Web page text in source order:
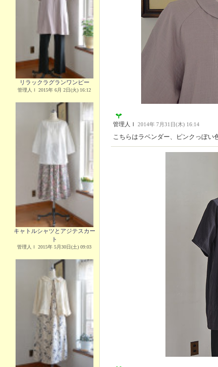
リラックラグランワンピー
管理人Ｉ 2015年 6月 2日(火) 16:12
キャトルシャツとアジテスカー
ト
管理人Ｉ 2015年 5月30日(土) 09:03
管理人Ｉ 2014年 7月31日(木) 16:14
こちらはラベンダー、ピンクっぽい